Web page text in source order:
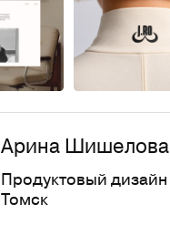
Арина Шишелова
Продуктовый дизайн
Томск